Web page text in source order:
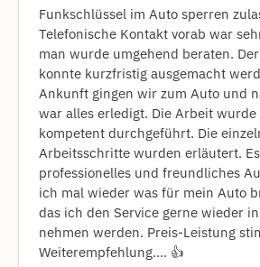
Funkschlüssel im Auto sperren
Telefonische Kontakt vorab war
man wurde umgehend beraten.
konnte kurzfristig ausgemacht
Ankunft gingen wir zum Auto und
war alles erledigt. Die Arbeit
kompetent durchgeführt. Die
Arbeitsschritte wurden erläutert.
professionelles und freundliches
ich mal wieder was für mein Auto
das ich den Service gerne wieder
nehmen werden. Preis-Leistung
Weiterempfehlung.... 👍